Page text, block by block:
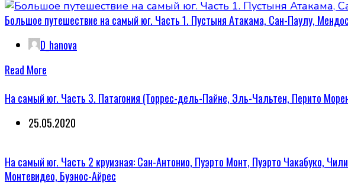
Большое путешествие на самый юг. Часть 1. Пустыня Атакама, Сан-Паулу,
D_hanova
Read More
На самый юг. Часть 3. Патагония (Торрес-дель-Пайне, Эль-Чальтен, Перито
25.05.2020
На самый юг. Часть 2 круизная: Сан-Антонио, Пуэрто Монт, Пуэрто Чакабуко,
Монтевидео, Буэнос-Айрес